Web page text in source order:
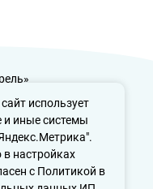
использует
и иные системы
настройках
с Политикой в